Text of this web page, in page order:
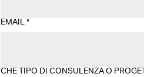
EMAIL *
CHE TIPO DI CONSULENZA O